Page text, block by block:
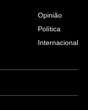
Opinião
Política
Internacional